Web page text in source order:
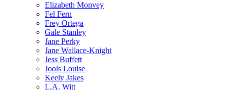
Elizabeth Monvey
Fel Fern
Frey Ortega
Gale Stanley
Jane Perky
Jane Wallace-Knight
Jess Buffett
Jools Louise
Keely Jakes
L.A. Witt